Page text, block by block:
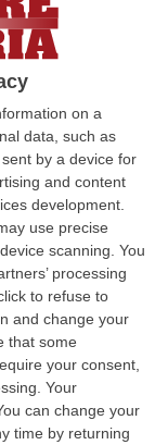
on a
data, such as
by a device for
and content
development.
use precise
scanning. You
processing
to refuse to
and change your
that some
your consent,
Your
can change your
time by returning
le grandi città
come Futuro
Stretto di Messina. La
nel 2013, e la…
Tra Identità
Calabria. Dopo il